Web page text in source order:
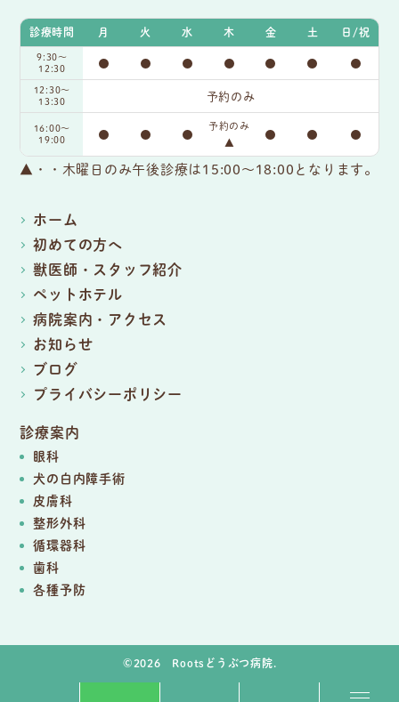
診療時間 月 火 水 木 金 土 日/祝
9:30〜
12:30
● ● ● ● ● ● ●
12:30～
13:30
予約のみ
16:00〜
19:00
● ● ●
予約のみ
▲
● ● ●
▲・・木曜日のみ午後診療は15:00～18:00となります。
ホーム
初めての方へ
獣医師・スタッフ紹介
ペットホテル
病院案内・アクセス
お知らせ
ブログ
プライバシーポリシー
診療案内
眼科
犬の白内障手術
皮膚科
整形外科
循環器科
歯科
各種予防
©2026 Rootsどうぶつ病院.